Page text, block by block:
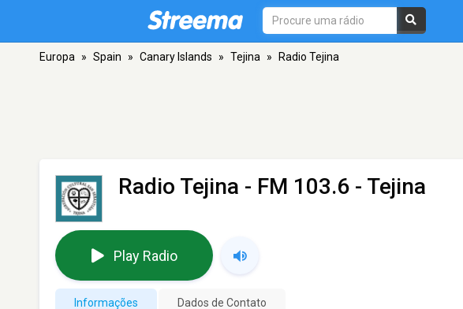
Europa » Spain » Canary Islands » Tejina » Radio Tejina
Radio Tejina - FM 103.6 - Tejina
Play Radio
Informações Dados de Contato